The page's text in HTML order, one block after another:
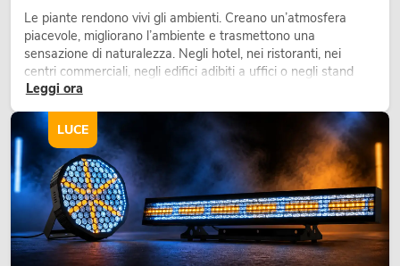
Le piante rendono vivi gli ambienti. Creano un’atmosfera
piacevole, migliorano l’ambiente e trasmettono una
sensazione di naturalezza. Negli hotel, nei ristoranti, nei
centri commerciali, negli edifici adibiti a uffici o negli stand
fieristici, una vegetazione di alta qualità è ormai parte
Leggi ora
LUCE